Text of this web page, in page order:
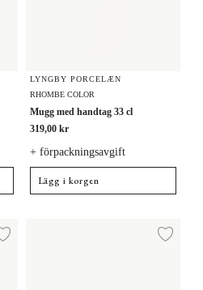
LYNGBY PORCELÆN
RHOMBE COLOR
Mugg med handtag 33 cl
319,00 kr
+ förpackningsavgift
Lägg i korgen
Lägg till i önskelista